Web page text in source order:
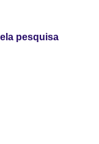
pesquisa